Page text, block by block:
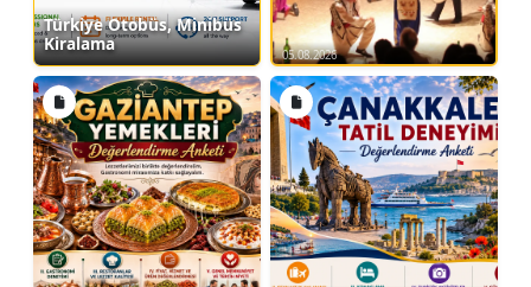
Türkiye Otobüs, Minibüs
Kiralama
05.08.2026